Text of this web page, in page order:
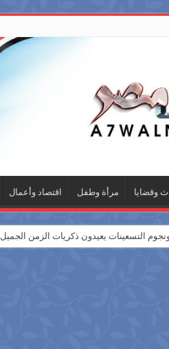
وقضايا مرأة وطفل اقتصاد وأعمال
التسعينات يعيدون ذكريات الزمن الجميل